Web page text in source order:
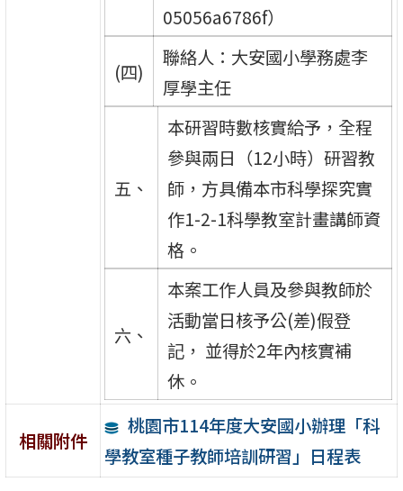
05056a6786f）
(四)
聯絡人：大安國小學務處李
厚學主任
五、
本研習時數核實給予，全程
參與兩日（12小時）研習教
師，方具備本市科學探究實
作1-2-1科學教室計畫講師資
格。
六、
本案工作人員及參與教師於
活動當日核予公(差)假登
記， 並得於2年內核實補
休。
相關附件
桃園市114年度大安國小辦理「科
學教室種子教師培訓研習」日程表